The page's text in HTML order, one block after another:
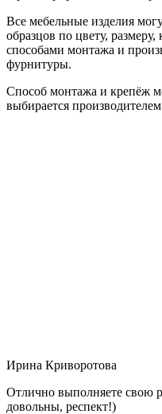
Все мебельные изделия
образцов по цвету,
способами монтажа и
фурнитуры.
Способ монтажа и крепёж
выбирается
Ирина Криворотова
Отлично выполняете свою
довольны, респект!)